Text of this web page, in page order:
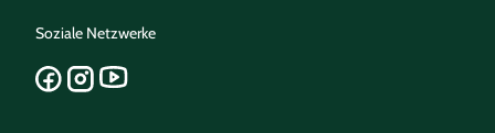
Soziale Netzwerke